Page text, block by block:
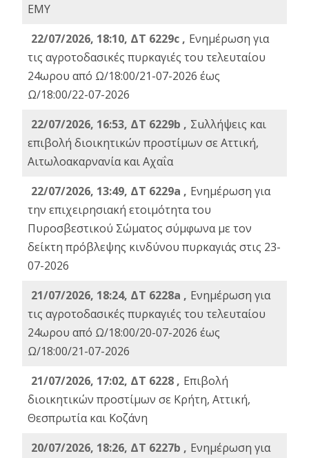
ΕΜΥ
22/07/2026, 18:10, ΔΤ 6229c , Ενημέρωση για
τις αγροτοδασικές πυρκαγιές του τελευταίου
24ωρου από Ω/18:00/21-07-2026 έως
Ω/18:00/22-07-2026
22/07/2026, 16:53, ΔΤ 6229b , Σuλλήψεις και
επιβολή διοικητικών προστίμων σε Αττική,
Αιτωλοακαρνανία και Αχαΐα
22/07/2026, 13:49, ΔΤ 6229a , Ενημέρωση για
την επιχειρησιακή ετοιμότητα του
Πυροσβεστικού Σώματος σύμφωνα με τον
δείκτη πρόβλεψης κινδύνου πυρκαγιάς στις 23-
07-2026
21/07/2026, 18:24, ΔΤ 6228a , Ενημέρωση για
τις αγροτοδασικές πυρκαγιές του τελευταίου
24ωρου από Ω/18:00/20-07-2026 έως
Ω/18:00/21-07-2026
21/07/2026, 17:02, ΔΤ 6228 , Επιβολή
διοικητικών προστίμων σε Κρήτη, Αττική,
Θεσπρωτία και Κοζάνη
20/07/2026, 18:26, ΔΤ 6227b , Ενημέρωση για